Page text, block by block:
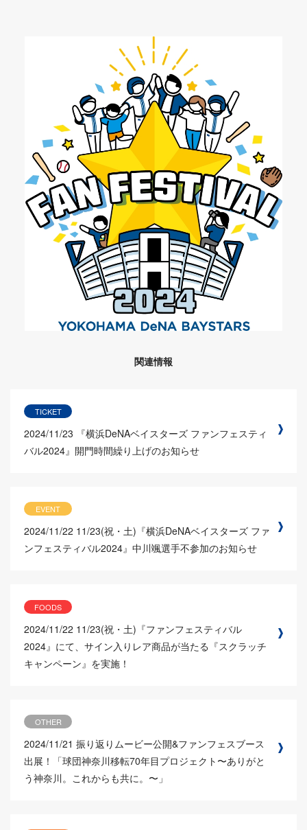
関連情報
TICKET
2024/11/23
『横浜DeNAベイスターズ ファンフェスティ
バル2024』開門時間繰り上げのお知らせ
EVENT
2024/11/22 11/23(祝・土)『横浜DeNAベイスターズ ファ
ンフェスティバル2024』中川颯選手不参加のお知らせ
FOODS
2024/11/22 11/23(祝・土)『ファンフェスティバル
2024』にて、サイン入りレア商品が当たる『スクラッチ
キャンペーン』を実施！
OTHER
2024/11/21 振り返りムービー公開&ファンフェスブース
出展！「球団神奈川移転70年目プロジェクト〜ありがと
う神奈川。これからも共に。〜」